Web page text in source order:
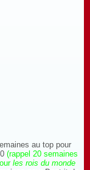
au top pour
(rappel 20 semaines
les rois du monde